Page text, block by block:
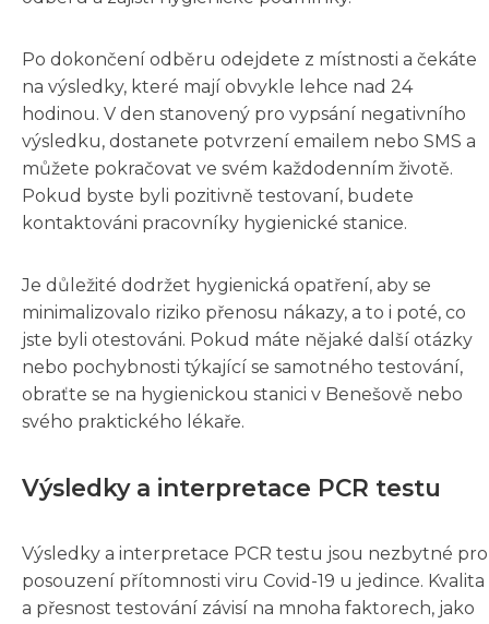
Po dokončení odběru odejdete z místnosti a čekáte
na výsledky, které mají obvykle lehce nad 24
hodinou. V den stanovený pro vypsání negativního
výsledku, dostanete potvrzení emailem nebo SMS a
můžete pokračovat ve svém každodenním životě.
Pokud byste byli pozitivně testovaní, budete
kontaktováni pracovníky hygienické stanice.
Je důležité dodržet hygienická opatření, aby se
minimalizovalo riziko přenosu nákazy, a to i poté, co
jste byli otestováni. Pokud máte nějaké další otázky
nebo pochybnosti týkající se samotného testování,
obraťte se na hygienickou stanici v Benešově nebo
svého praktického lékaře.
Výsledky a interpretace PCR testu
Výsledky a interpretace PCR testu jsou nezbytné pro
posouzení přítomnosti viru Covid-19 u jedince. Kvalita
a přesnost testování závisí na mnoha faktorech, jako